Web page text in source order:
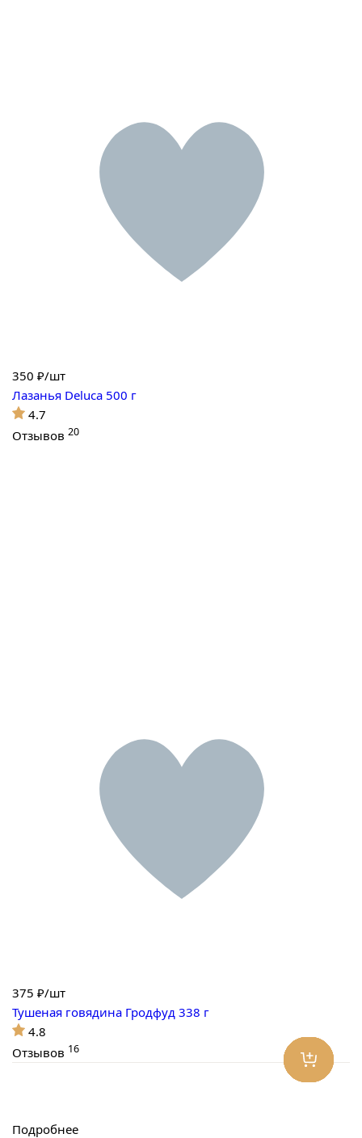
350 ₽/шт
Лазанья Deluca 500 г
4.7
Отзывов 20
375 ₽/шт
Тушеная говядина Гродфуд 338 г
4.8
Отзывов 16
Подробнее